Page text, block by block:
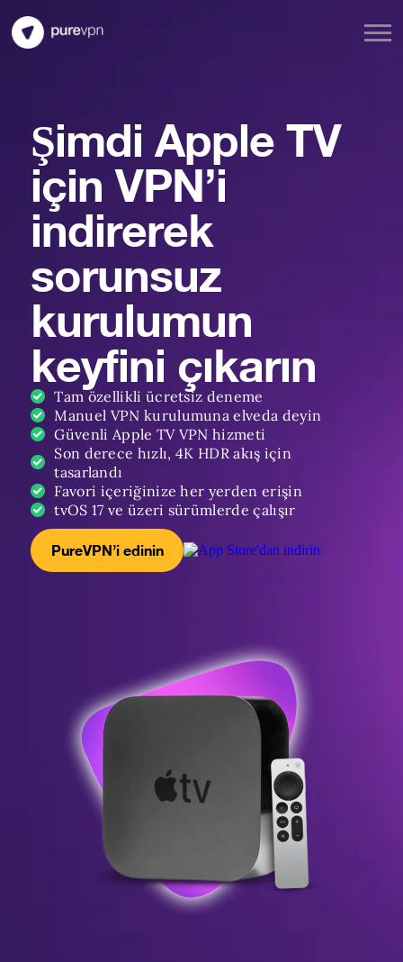
Şimdi Apple TV
için VPN’i
indirerek
sorunsuz
kurulumun
keyfini çıkarın
Tam özellikli ücretsiz deneme
Manuel VPN kurulumuna elveda deyin
Güvenli Apple TV VPN hizmeti
Son derece hızlı, 4K HDR akış için
tasarlandı
Favori içeriğinize her yerden erişin
tvOS 17 ve üzeri sürümlerde çalışır
PureVPN’i edinin